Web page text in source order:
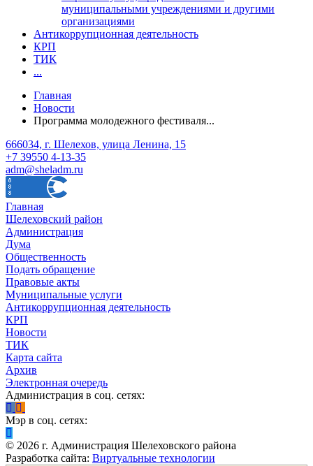
муниципальными учреждениями и другими
организациями
Антикоррупционная деятельность
КРП
ТИК
...
Главная
Новости
Программа молодежного фестиваля...
666034, г. Шелехов, улица Ленина, 15
+7 39550 4-13-35
adm@sheladm.ru
Главная
Шелеховский район
Администрация
Дума
Общественность
Подать обращение
Правовые акты
Муниципальные услуги
Антикоррупционная деятельность
КРП
Новости
ТИК
Карта сайта
Архив
Электронная очередь
Администрация в соц. сетях:
Мэр в соц. сетях:
© 2026 г. Администрация Шелеховского района
Разработка сайта: Виртуальные технологии